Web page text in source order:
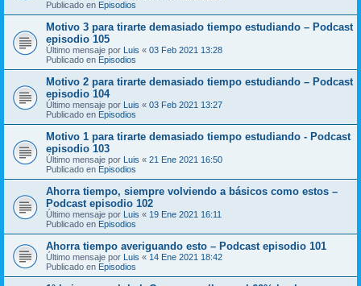
Publicado en Episodios
Motivo 3 para tirarte demasiado tiempo estudiando – Podcast
episodio 105
Último mensaje por Luis « 03 Feb 2021 13:28
Publicado en Episodios
Motivo 2 para tirarte demasiado tiempo estudiando – Podcast
episodio 104
Último mensaje por Luis « 03 Feb 2021 13:27
Publicado en Episodios
Motivo 1 para tirarte demasiado tiempo estudiando - Podcast
episodio 103
Último mensaje por Luis « 21 Ene 2021 16:50
Publicado en Episodios
Ahorra tiempo, siempre volviendo a básicos como estos –
Podcast episodio 102
Último mensaje por Luis « 19 Ene 2021 16:11
Publicado en Episodios
Ahorra tiempo averiguando esto – Podcast episodio 101
Último mensaje por Luis « 14 Ene 2021 18:42
Publicado en Episodios